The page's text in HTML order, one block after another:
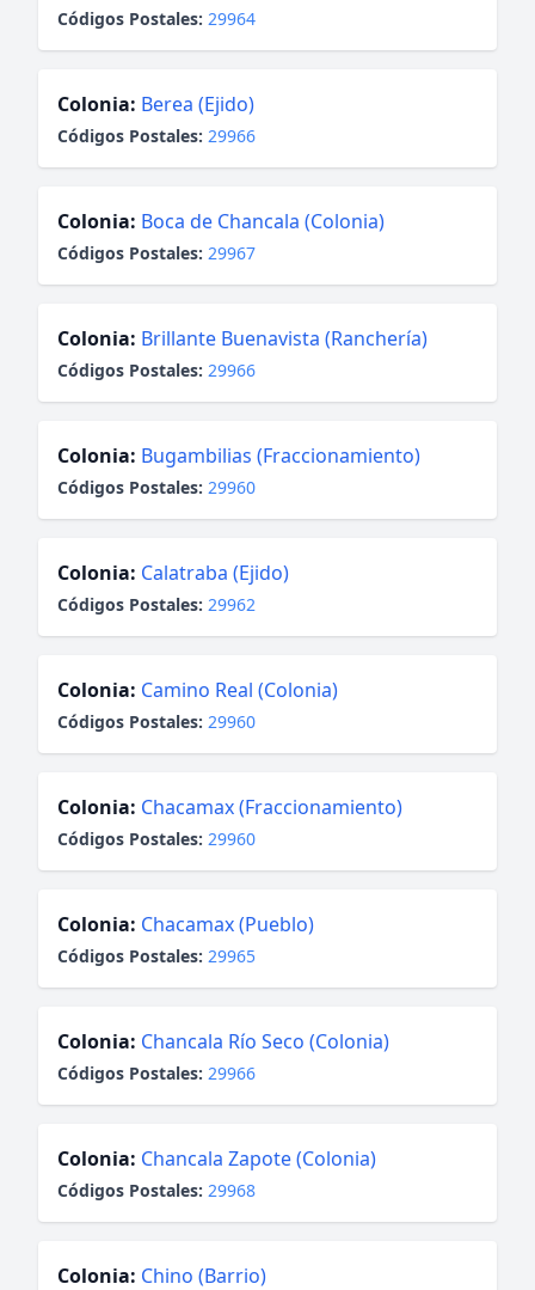
Códigos Postales: 29964
Colonia: Berea (Ejido)
Códigos Postales: 29966
Colonia: Boca de Chancala (Colonia)
Códigos Postales: 29967
Colonia: Brillante Buenavista (Ranchería)
Códigos Postales: 29966
Colonia: Bugambilias (Fraccionamiento)
Códigos Postales: 29960
Colonia: Calatraba (Ejido)
Códigos Postales: 29962
Colonia: Camino Real (Colonia)
Códigos Postales: 29960
Colonia: Chacamax (Fraccionamiento)
Códigos Postales: 29960
Colonia: Chacamax (Pueblo)
Códigos Postales: 29965
Colonia: Chancala Río Seco (Colonia)
Códigos Postales: 29966
Colonia: Chancala Zapote (Colonia)
Códigos Postales: 29968
Colonia: Chino (Barrio)